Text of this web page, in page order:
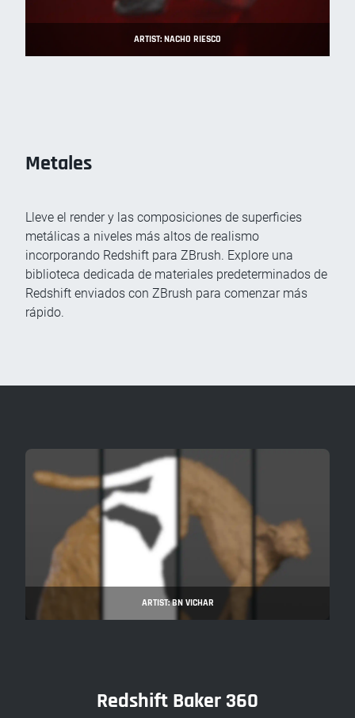
ARTIST: NACHO RIESCO
Metales
Lleve el render y las composiciones de superficies
metálicas a niveles más altos de realismo
incorporando Redshift para ZBrush. Explore una
biblioteca dedicada de materiales predeterminados de
Redshift enviados con ZBrush para comenzar más
rápido.
ARTIST: BN VICHAR
Redshift Baker 360